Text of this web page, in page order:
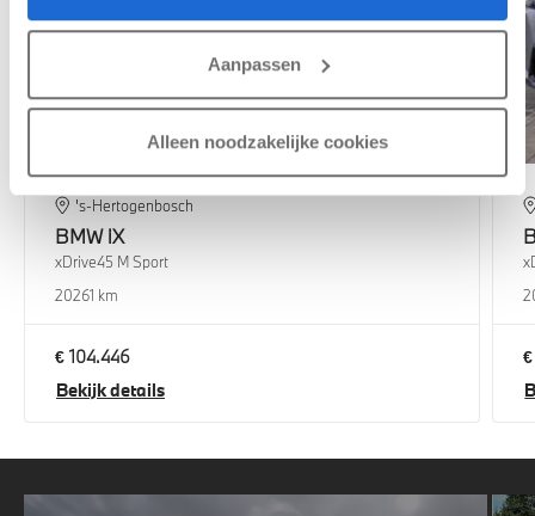
Aanpassen
Alleen noodzakelijke cookies
's-Hertogenbosch
BMW iX
xDrive45 M Sport
20261 km
€ 104.446
Bekijk details